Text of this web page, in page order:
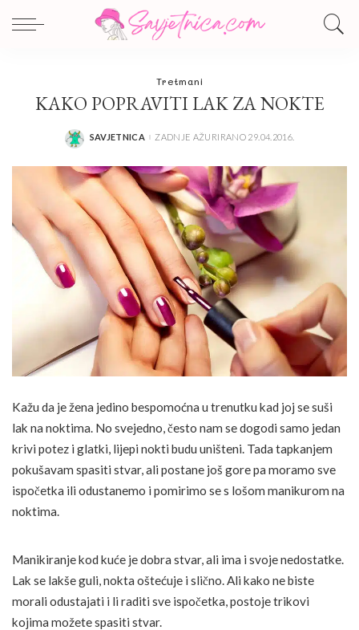
Tretmani
KAKO POPRAVITI LAK ZA NOKTE
POSTED
SAVJETNICA ZADNJE AŽURIRANO 29.04.2016.
Kažu da je žena jedino bespomoćna u trenutku kad joj se suši
lak na noktima. No svejedno, često nam se dogodi samo jedan
krivi potez i glatki, lijepi nokti budu uništeni. Tada tapkanjem
pokušavam spasiti stvar, ali postane još gore pa moramo sve
ispočetka ili odustanemo i pomirimo se s lošom manikurom na
noktima.
Manikiranje kod kuće je dobra stvar, ali ima i svoje nedostatke.
Lak se lakše guli, nokta oštećuje i slično. Ali kako ne biste
morali odustajati i li raditi sve ispočetka, postoje trikovi
kojima možete spasiti stvar.